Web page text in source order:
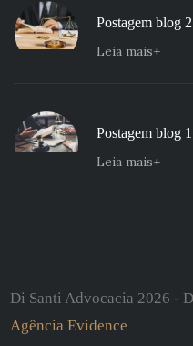
Postagem blog 2
Leia mais
Postagem blog 1
Leia mais
Di Santi Advocacia 2026 -
Agência Evidence